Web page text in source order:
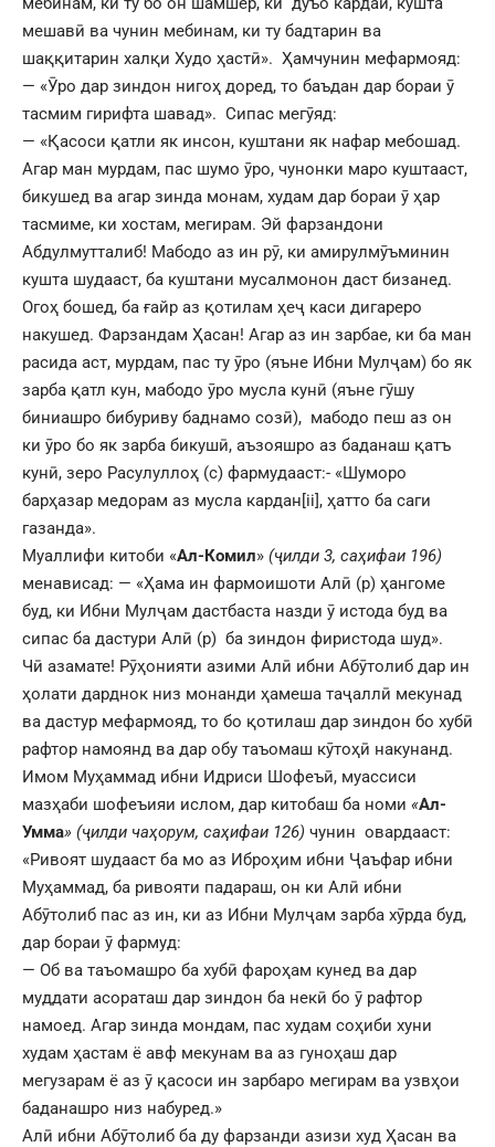
мешавӣ ва чунин мебинам, ки ту бадтарин ва
шаққитарин халқи Худо ҳастӣ». Ҳамчунин мефармояд:
— «Ӯро дар зиндон нигоҳ доред, то баъдан дар бораи ӯ
тасмим гирифта шавад». Сипас мегӯяд:
— «Қасоси қатли як инсон, куштани як нафар мебошад.
Агар ман мурдам, пас шумо ӯро, чунонки маро куштааст,
бикушед ва агар зинда монам, худам дар бораи ӯ ҳар
тасмиме, ки хостам, мегирам. Эй фарзандони
Абдулмутталиб! Мабодо аз ин рӯ, ки амирулмӯъминин
кушта шудааст, ба куштани мусалмонон даст бизанед.
Огоҳ бошед, ба ғайр аз қотилам ҳеҷ каси дигареро
накушед. Фарзандам Ҳасан! Агар аз ин зарбае, ки ба ман
расида аст, мурдам, пас ту ӯро (яъне Ибни Мулҷам) бо як
зарба қатл кун, мабодо ӯро мусла кунӣ (яъне гӯшу
биниашро бибуриву баднамо созӣ), мабодо пеш аз он
ки ӯро бо як зарба бикушӣ, аъзояшро аз баданаш қатъ
кунӣ, зеро Расулуллоҳ (с) фармудааст:- «Шуморо
барҳазар медорам аз мусла кардан[ii], ҳатто ба саги
газанда».
Муаллифи китоби «Ал-Комил» (ҷилди 3, саҳифаи 196)
менависад: — «Ҳама ин фармоишоти Алӣ (р) ҳангоме
буд, ки Ибни Мулҷам дастбаста назди ӯ истода буд ва
сипас ба дастури Алӣ (р) ба зиндон фиристода шуд».
Чӣ азамате! Рӯҳонияти азими Алӣ ибни Абӯтолиб дар ин
ҳолати дарднок низ монанди ҳамеша таҷаллӣ мекунад
ва дастур мефармояд, то бо қотилаш дар зиндон бо хубӣ
рафтор намоянд ва дар обу таъомаш кӯтоҳӣ накунанд.
Имом Муҳаммад ибни Идриси Шофеъӣ, муассиси
мазҳаби шофеъияи ислом, дар китобаш ба номи «Ал-
Умма» (ҷилди чаҳорум, саҳифаи 126) чунин овардааст:
«Ривоят шудааст ба мо аз Иброҳим ибни Ҷаъфар ибни
Муҳаммад, ба ривояти падараш, он ки Алӣ ибни
Абӯтолиб пас аз ин, ки аз Ибни Мулҷам зарба хӯрда буд,
дар бораи ӯ фармуд:
— Об ва таъомашро ба хубӣ фароҳам кунед ва дар
муддати асораташ дар зиндон ба некӣ бо ӯ рафтор
намоед. Агар зинда мондам, пас худам соҳиби хуни
худам ҳастам ё авф мекунам ва аз гуноҳаш дар
мегузарам ё аз ӯ қасоси ин зарбаро мегирам ва узвҳои
баданашро низ набуред.»
Алӣ ибни Абӯтолиб ба ду фарзанди азизи худ Ҳасан ва